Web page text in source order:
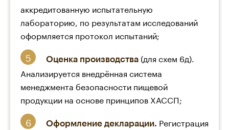
аккредитованную испытательную
лабораторию, по результатам исследований
оформляется протокол испытаний;
Оценка производства (для схем 6д).
Анализируется внедрённая система
менеджмента безопасности пищевой
продукции на основе принципов ХАССП;
Оформление декларации. Регистрация